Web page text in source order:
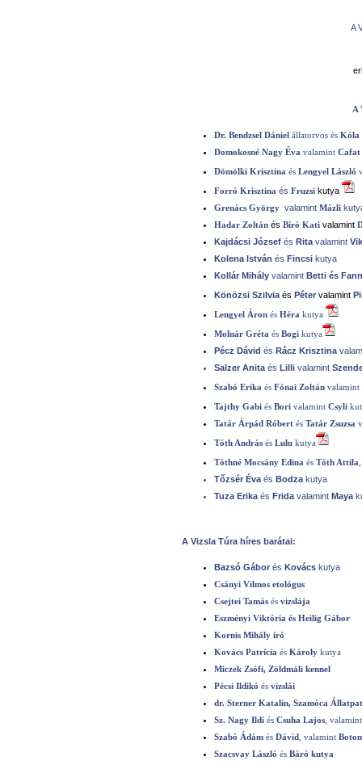
A
A
Dr. Bendzsel Dániel állatorvos és Kóla
Domokosné Nagy Éva valamint Cafat
Dömölki Krisztina és Lengyel László
Forró Krisztina és Fruzsi kutya
Grenács György valamint Mázli
Hadar Zoltán és Bíró Kati valamint
Kajdácsi József és Rita valamint
Kolena István és Fincsi kutya
Kollár Mihály valamint Betti és
Könözsi Szilvia és Péter valamint
Lengyel Áron és Héra kutya
Molnár Gréta és Bogi kutya
Pécz Dávid és Rácz Krisztina
Salzer Anita és Lilli valamint
Szabó Erika és Fónai Zoltán valamint
Tajthy Gabi és Bori valamint Csyli
Tatár Árpád Róbert és Tatár Zsuzsa
Tóth András és Lulu kutya
Tóthné Mocsány Edina és Tóth Attila
Tőzsér Éva és Bodza kutya
Tuza Erika és Frida valamint Maya
A Vizsla Túra híres barátai:
Bazsó Gábor és Kovács kutya
Csányi Vilmos etológus
Csejtei Tamás és vizslája
Eszményi Viktória és Heilig Gábor
Kornis Mihály író
Kovács Patrícia és Károly kutya
Miczek Zsófi, Zöldmáli kennel
Pécsi Ildikó és vizslái
dr. Sterner Katalin, Szamóca
Sz. Nagy Ildi és Csuha Lajos ,
Szabó Ádám és Dávid , valamint
Szacsvay László és Báró kutya